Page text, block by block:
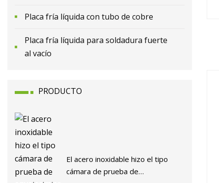
Placa fría líquida con tubo de cobre
Placa fría líquida para soldadura fuerte
al vacío
PRODUCTO
El acero inoxidable hizo el tipo
cámara de prueba de